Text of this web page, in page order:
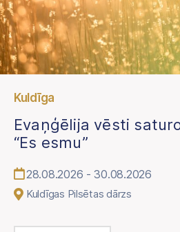
Kuldīga
Evaņģēlija vēsti
“Es esmu”
28.08.2026 - 30.08.2026
Kuldīgas Pilsētas dārzs